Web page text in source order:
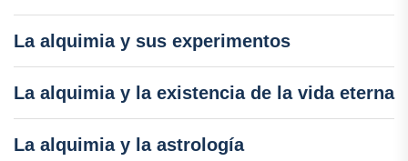
La alquimia y sus experimentos
La alquimia y la existencia de la vida eterna
La alquimia y la astrología